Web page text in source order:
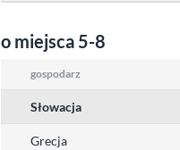
o miejsca 5-8
gospodarz
Słowacja
Grecja